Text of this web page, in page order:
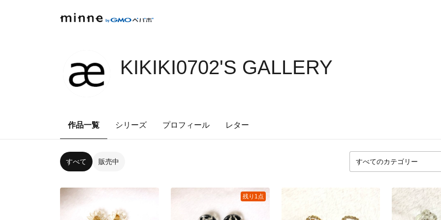
KIKIKI0702'S GALLERY
作品一覧 シリーズ プロフィール レター
すべて 販売中
残り1点